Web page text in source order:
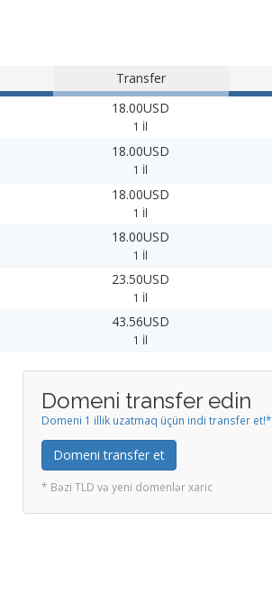
Transfer
18.00USD
1 İl
18.00USD
1 İl
18.00USD
1 İl
18.00USD
1 İl
23.50USD
1 İl
43.56USD
1 İl
Domeni transfer edin
Domeni 1 illik uzatmaq üçün indi transfer et!*
Domeni transfer et
* Bəzi TLD və yeni domenlər xaric